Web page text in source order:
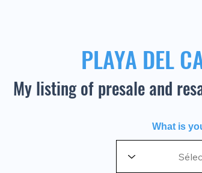
PLAYA DEL
My listing of presale and
What is